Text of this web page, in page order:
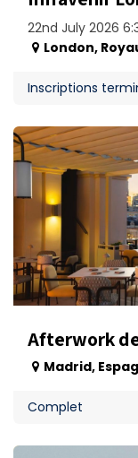
22nd July 2026
London,
Inscriptions
Afterwork
Madrid,
Complet